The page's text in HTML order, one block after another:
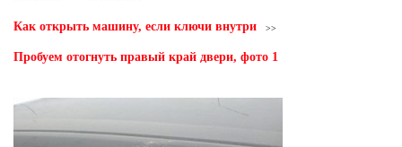
Как открыть машину, если ключи внутри
Пробуем отогнуть правый край двери, фото 1